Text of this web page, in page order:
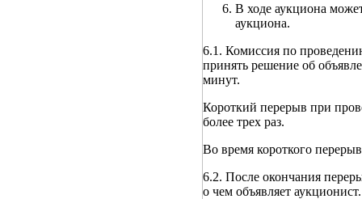
В ходе аукциона
аукциона.
6.1. Комиссия по
принять решение об
минут.
Короткий перерыв при
более трех раз.
Во время короткого
6.2. После окончания
о чем объявляет аукционист.